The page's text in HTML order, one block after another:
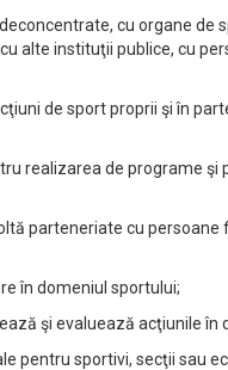
cu organe de
alte instituţii publice, cu
de sport proprii şi în
realizarea de programe şi
parteneriate cu persoane
în domeniul sportului;
şi evaluează acţiunile în
sportivi, secţii sau